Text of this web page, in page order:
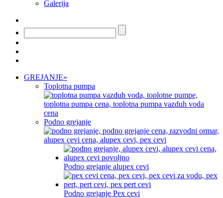
Galerija
GREJANJE»
Toplotna pumpa
Podno grejanje
Podno grejanje alupex cevi
Podno grejanje Pex cevi